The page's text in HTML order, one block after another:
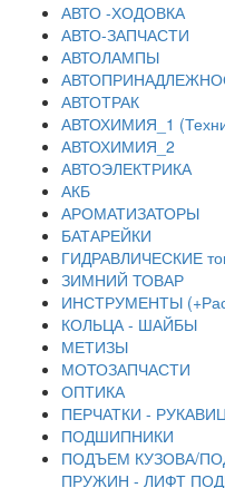
АВТО -ХОДОВКА
АВТО-ЗАПЧАСТИ
АВТОЛАМПЫ
АВТОТРАК
АВТОХИМИЯ_1
АВТОХИМИЯ_2
АВТОЭЛЕКТРИКА
АКБ
АРОМАТИЗАТОРЫ
БАТАРЕЙКИ
ГИДРАВЛИЧЕСКИЕ
ЗИМНИЙ ТОВАР
ИНСТРУМЕНТЫ
КОЛЬЦА - ШАЙБЫ
МЕТИЗЫ
МОТОЗАПЧАСТИ
ОПТИКА
ПЕРЧАТКИ -
ПОДШИПНИКИ
ПОДЪЕМ КУЗОВА/
ПРУЖИН - ЛИФТ